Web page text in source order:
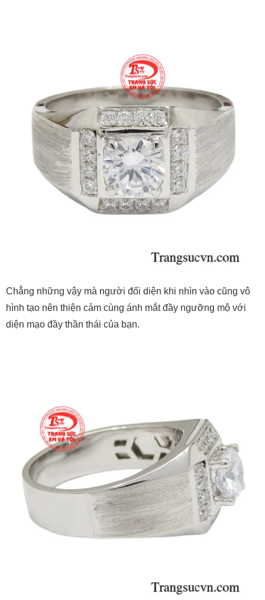
Chẳng những vậy mà người đối diện khi nhìn vào cũng vô
hình tạo nên thiện cảm cùng ánh mắt đầy ngưỡng mộ với
diện mạo đầy thần thái của bạn.